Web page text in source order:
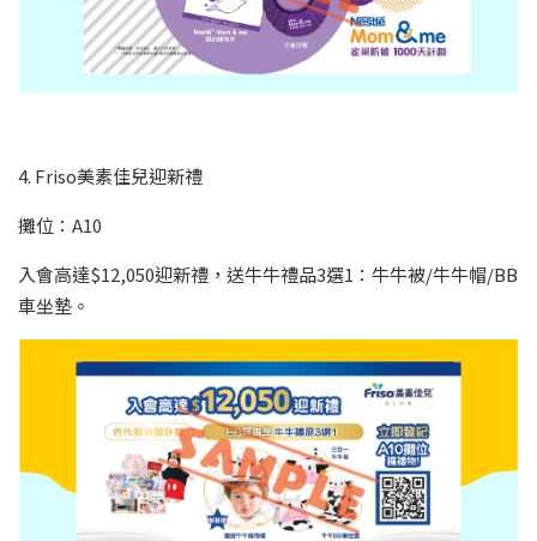
4. Friso美素佳兒迎新禮
攤位：A10
入會高達$12,050迎新禮，送牛牛禮品3選1：牛牛被/牛牛帽/BB
車坐墊。